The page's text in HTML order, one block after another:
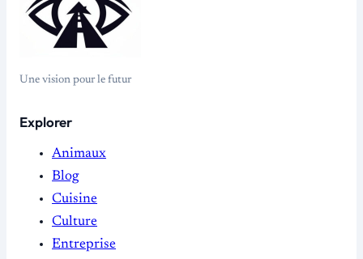
Une vision pour le futur
Explorer
Animaux
Blog
Cuisine
Culture
Entreprise